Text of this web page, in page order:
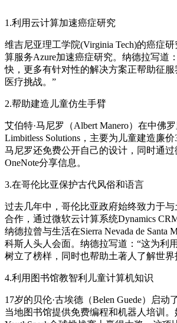
1.利用云计算加速癌症研究
维吉尼亚理工学院(Virginia Tech)的癌症
算服务Azure加速癌症研究。纳德拉写道
快，更多有针对性的解决方案正帮助征
医疗挑战。”
2.帮助建造儿童仿生手臂
艾伯特·马尼罗（Albert Manero）在中佛
Limbitless Solutions，主要为儿童建造廉价
马尼罗还免费公开自己的设计，同时通过
OneNote分享信息。
3.在哥伦比亚保护古代风俗和语言
过去几年中，哥伦比亚政府始终致力于与
合作，通过微软云计算系统Dynamics
纳德拉曾与生活在Sierra Nevada de Santa
科斯人头人会面。纳德拉写道：“这为利
树立了榜样，同时也帮助土著人了解世界
4.利用图书馆教智利儿童计算机知识
17岁的贝伦·古埃德（Belen Guede）启动
当地图书馆提供免费编程和机器人培训